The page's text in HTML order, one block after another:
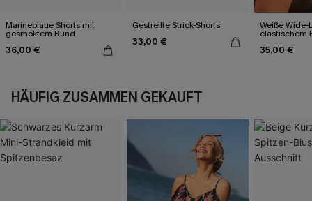
Marineblaue Shorts mit
gesmoktem Bund
36,00 €
Gestreifte Strick-Shorts
33,00 €
Weiße Wide-
elastischem
35,00 €
HÄUFIG ZUSAMMEN GEKAUFT